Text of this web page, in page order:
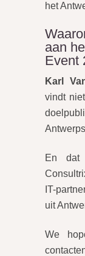
het
aan
Event
Karl
vindt
En dat
IT-
uit
We